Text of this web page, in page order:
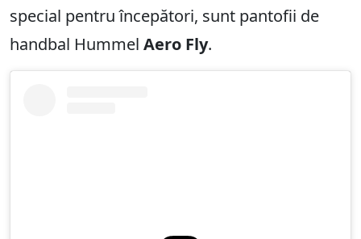
special pentru începători, sunt pantofii de
handbal Hummel Aero Fly.